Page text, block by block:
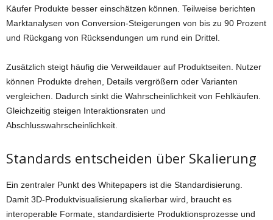
Käufer Produkte besser einschätzen können. Teilweise berichten
Marktanalysen von Conversion-Steigerungen von bis zu 90 Prozent
und Rückgang von Rücksendungen um rund ein Drittel.
Zusätzlich steigt häufig die Verweildauer auf Produktseiten. Nutzer
können Produkte drehen, Details vergrößern oder Varianten
vergleichen. Dadurch sinkt die Wahrscheinlichkeit von Fehlkäufen.
Gleichzeitig steigen Interaktionsraten und
Abschlusswahrscheinlichkeit.
Standards entscheiden über Skalierung
Ein zentraler Punkt des Whitepapers ist die Standardisierung.
Damit 3D-Produktvisualisierung skalierbar wird, braucht es
interoperable Formate, standardisierte Produktionsprozesse und